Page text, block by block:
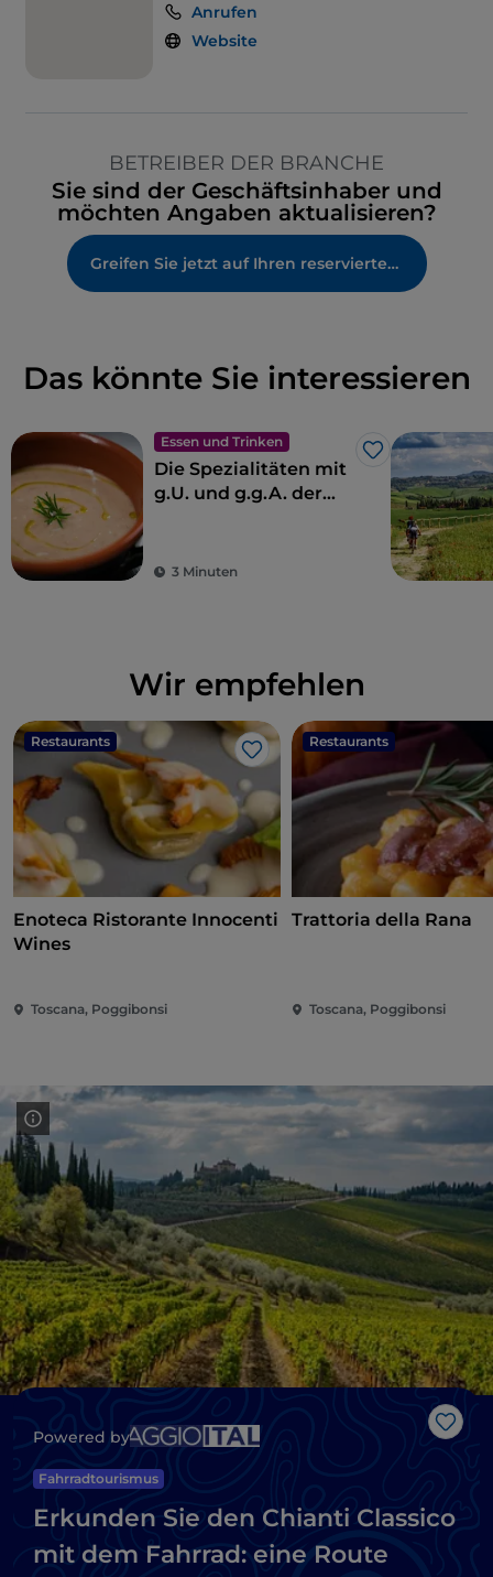
Anrufen
Website
BETREIBER DER BRANCHE
Sie sind der Geschäftsinhaber und
möchten Angaben aktualisieren?
Greifen Sie jetzt auf Ihren reservierten Bereich zu
Das könnte Sie interessieren
Essen und Trinken
Like
Die Spezialitäten mit
g.U. und g.g.A. der
3 Minuten
Wir empfehlen
Restaurants
Like
Enoteca Ristorante Innocenti
Wines
Toscana, Poggibonsi
Restaurants
Trattoria della Rana
Toscana, Poggibonsi
Like
Powered by
Fahrradtourismus
Erkunden Sie den Chianti Classico
mit dem Fahrrad: eine Route